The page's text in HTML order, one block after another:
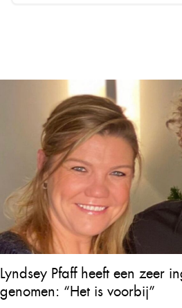
Lyndsey Pfaff heeft een zeer
genomen: “Het is voorbij”